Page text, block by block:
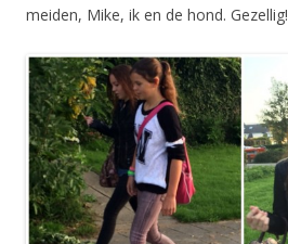
meiden, Mike, ik en de hond. Gezellig!